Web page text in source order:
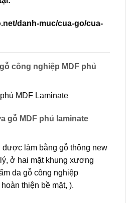
danh-muc/cua-go/cua-
công nghiệp MDF phủ
MDF Laminate
gỗ MDF phủ laminate
làm bằng gỗ thông new
ở hai mặt khung xương
da gỗ công nghiệp
thiện bề mặt, ).